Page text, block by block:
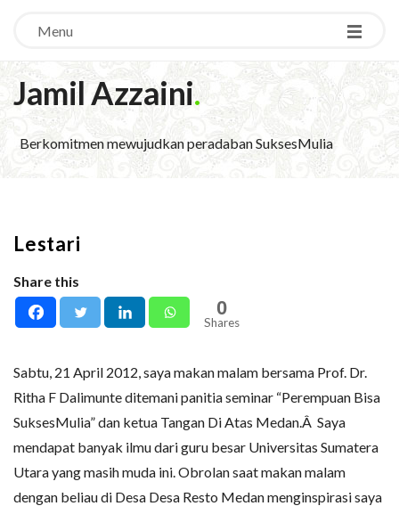
Menu
Jamil Azzaini.
Berkomitmen mewujudkan peradaban SuksesMulia
Lestari
Share this
0
Shares
Sabtu, 21 April 2012, saya makan malam bersama Prof. Dr.
Ritha F Dalimunte ditemani panitia seminar “Perempuan Bisa
SuksesMulia” dan ketua Tangan Di Atas Medan.Â Saya
mendapat banyak ilmu dari guru besar Universitas Sumatera
Utara yang masih muda ini. Obrolan saat makan malam
dengan beliau di Desa Desa Resto Medan menginspirasi saya